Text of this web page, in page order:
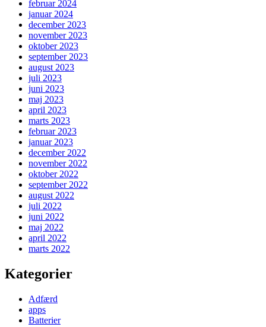
februar 2024
januar 2024
december 2023
november 2023
oktober 2023
september 2023
august 2023
juli 2023
juni 2023
maj 2023
april 2023
marts 2023
februar 2023
januar 2023
december 2022
november 2022
oktober 2022
september 2022
august 2022
juli 2022
juni 2022
maj 2022
april 2022
marts 2022
Kategorier
Adfærd
apps
Batterier